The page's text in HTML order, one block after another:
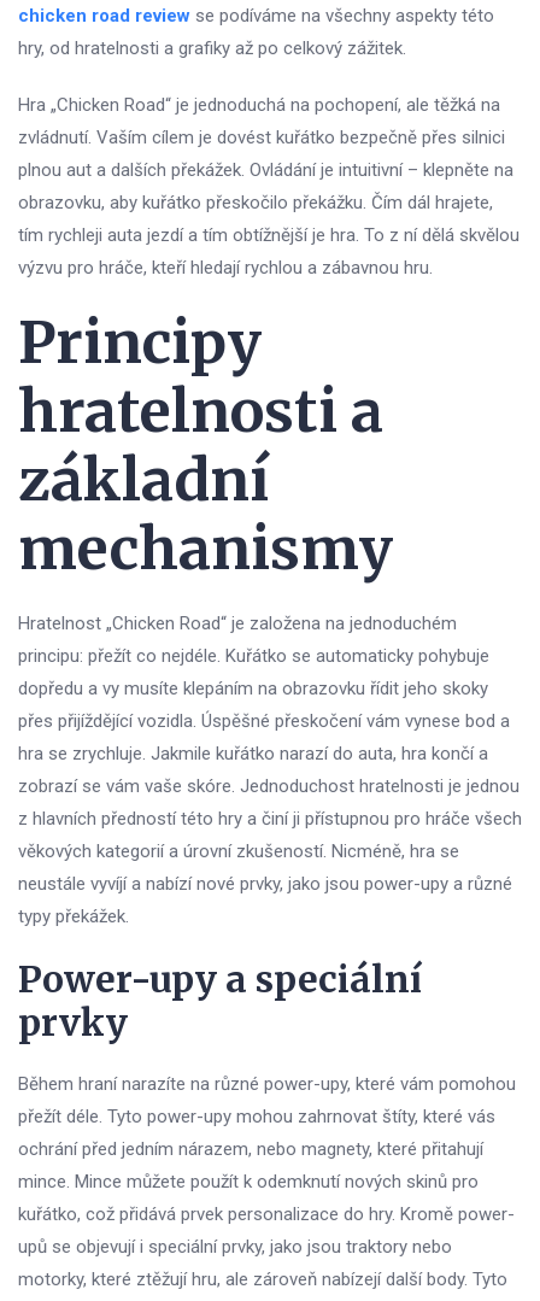
chicken road review se podíváme na všechny aspekty této
hry, od hratelnosti a grafiky až po celkový zážitek.
Hra „Chicken Road“ je jednoduchá na pochopení, ale těžká na
zvládnutí. Vaším cílem je dovést kuřátko bezpečně přes silnici
plnou aut a dalších překážek. Ovládání je intuitivní – klepněte na
obrazovku, aby kuřátko přeskočilo překážku. Čím dál hrajete,
tím rychleji auta jezdí a tím obtížnější je hra. To z ní dělá skvělou
výzvu pro hráče, kteří hledají rychlou a zábavnou hru.
Principy
hratelnosti a
základní
mechanismy
Hratelnost „Chicken Road“ je založena na jednoduchém
principu: přežít co nejdéle. Kuřátko se automaticky pohybuje
dopředu a vy musíte klepáním na obrazovku řídit jeho skoky
přes přijíždějící vozidla. Úspěšné přeskočení vám vynese bod a
hra se zrychluje. Jakmile kuřátko narazí do auta, hra končí a
zobrazí se vám vaše skóre. Jednoduchost hratelnosti je jednou
z hlavních předností této hry a činí ji přístupnou pro hráče všech
věkových kategorií a úrovní zkušeností. Nicméně, hra se
neustále vyvíjí a nabízí nové prvky, jako jsou power-upy a různé
typy překážek.
Power-upy a speciální
prvky
Během hraní narazíte na různé power-upy, které vám pomohou
přežít déle. Tyto power-upy mohou zahrnovat štíty, které vás
ochrání před jedním nárazem, nebo magnety, které přitahují
mince. Mince můžete použít k odemknutí nových skinů pro
kuřátko, což přidává prvek personalizace do hry. Kromě power-
upů se objevují i speciální prvky, jako jsou traktory nebo
motorky, které ztěžují hru, ale zároveň nabízejí další body. Tyto